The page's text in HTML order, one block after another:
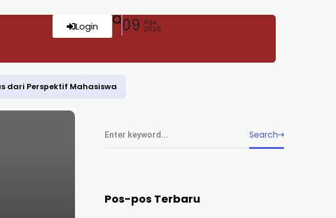
Login 09 Agu
2026
dari Perspektif Mahasiswa
Search
Pos-pos Terbaru